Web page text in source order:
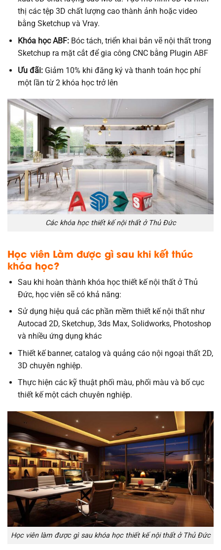
thị các tệp 3D chất lượng cao thành ảnh hoặc video
bằng Sketchup và Vray.
Khóa học ABF:Bóc tách, triển khai bản vẽ nội thất trong
Sketchup ra mặt cắt để gia công CNC bằng Plugin ABF
Ưu đãi:Giảm 10% khi đăng ký và thanh toán học phí
một lần từ 2 khóa học trở lên
Các khóa học thiết kế nội thất ở Thủ Đức
Học viên Làm được gì sau khi kết thúc
khóa học?
Sau khi hoàn thành khóa học thiết kế nội thất ở Thủ
Đức, học viên sẽ có khả năng:
Sử dụng hiệu quả các phần mềm thiết kế nội thất như
Autocad 2D, Sketchup, 3ds Max, Solidworks, Photoshop
và nhiều ứng dụng khác
Thiết kế banner, catalog và quảng cáo nội ngoại thất 2D,
3D chuyên nghiệp.
Thực hiện các kỹ thuật phối màu, phối màu và bố cục
thiết kế một cách chuyên nghiệp.
Học viên làm được gì sau khóa học thiết kế nội thất ở Thủ Đức